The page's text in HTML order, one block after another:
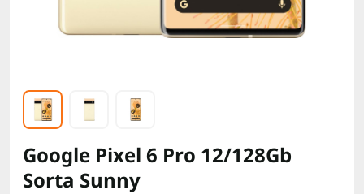
Google Pixel 6 Pro 12/128Gb
Sorta Sunny